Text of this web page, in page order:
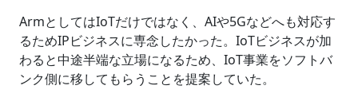
ArmとしてはIoTだけではなく、AIや5Gなどへも対応す
るためIPビジネスに専念したかった。IoTビジネスが加
わると中途半端な立場になるため、IoT事業をソフトバ
ンク側に移してもらうことを提案していた。